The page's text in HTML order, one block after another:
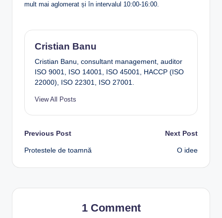
mult mai aglomerat și în intervalul 10:00-16:00.
Cristian Banu
Cristian Banu, consultant management, auditor
ISO 9001, ISO 14001, ISO 45001, HACCP (ISO
22000), ISO 22301, ISO 27001.
View All Posts
Post
navigation
Previous Post
Protestele de toamnă
Next Post
O idee
1 Comment